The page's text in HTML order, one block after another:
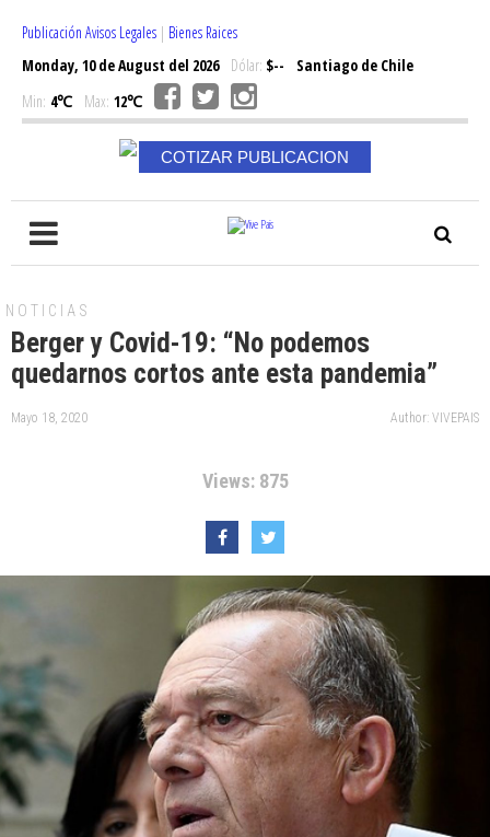
Publicación Avisos Legales | Bienes Raices
Monday, 10 de August del 2026Dólar: $--
Santiago de Chile
Min: 4℃ Max: 12℃
COTIZAR PUBLICACION
NOTICIAS
Berger y Covid-19: “No podemos
quedarnos cortos ante esta pandemia”
Mayo 18, 2020 Author: VIVEPAIS
Views: 875